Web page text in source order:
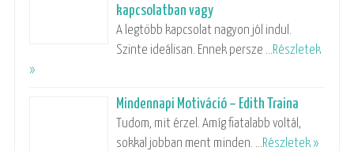
kapcsolatban vagy
A legtöbb kapcsolat nagyon jól indul.
Szinte ideálisan. Ennek persze …Részletek
»
Mindennapi Motiváció – Edith Traina
Tudom, mit érzel. Amíg fiatalabb voltál,
sokkal jobban ment minden. …Részletek »